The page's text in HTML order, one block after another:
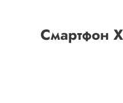
Смартфон